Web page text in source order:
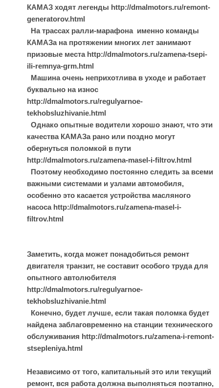
КАМАЗ ходят легенды http://dmalmotors.ru/remont-
generatorov.html
На трассах ралли-марафона именно команды
КАМАЗа на протяжении многих лет занимают
призовые места http://dmalmotors.ru/zamena-tsepi-
ili-remnya-grm.html
Машина очень неприхотлива в уходе и работает
буквально на износ
http://dmalmotors.ru/regulyarnoe-
tekhobsluzhivanie.html
Однако опытные водители хорошо знают, что эти
качества КАМАЗа рано или поздно могут
обернуться поломкой в пути
http://dmalmotors.ru/zamena-masel-i-filtrov.html
Поэтому необходимо постоянно следить за всеми
важными системами и узлами автомобиля,
особенно это касается устройства масляного
насоса http://dmalmotors.ru/zamena-masel-i-
filtrov.html
Заметить, когда может понадобиться ремонт
двигателя транзит, не составит особого труда для
опытного автолюбителя
http://dmalmotors.ru/regulyarnoe-
tekhobsluzhivanie.html
Конечно, будет лучше, если такая поломка будет
найдена заблаговременно на станции технического
обслуживания http://dmalmotors.ru/zamena-i-remont-
stsepleniya.html
Независимо от того, капитальный это или текущий
ремонт, вся работа должна выполняться поэтапно,